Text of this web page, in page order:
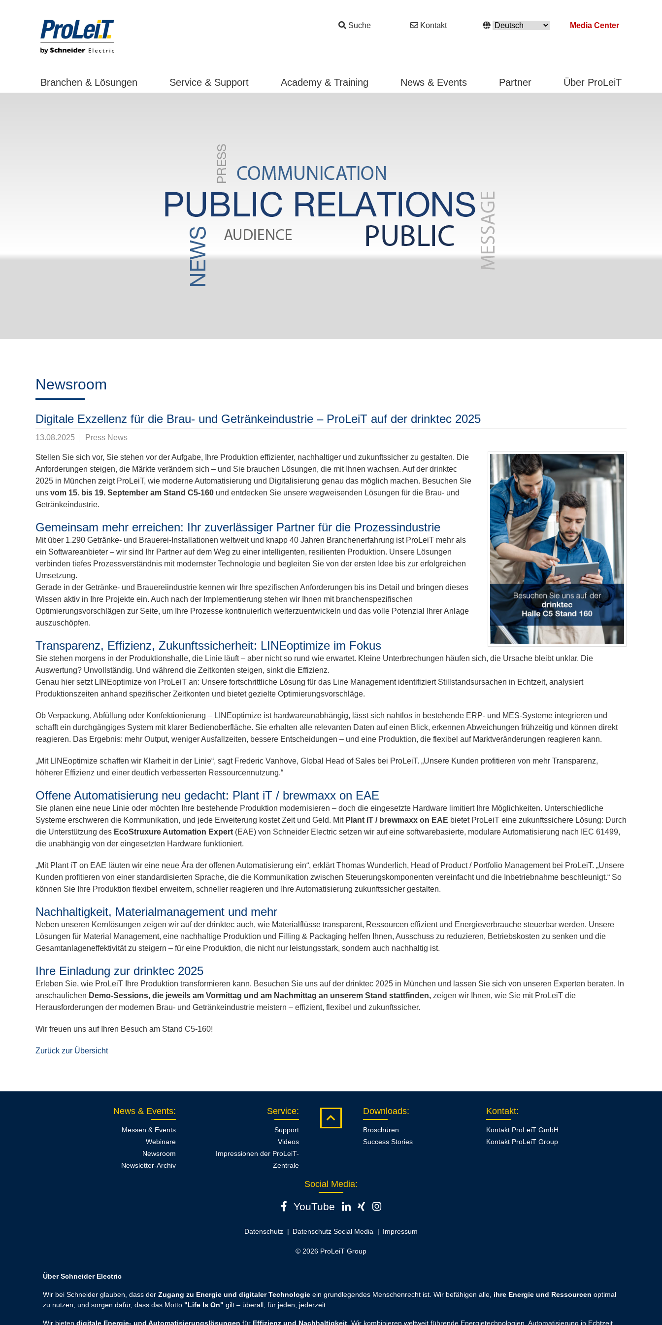
Suche Kontakt Media Center
Branchen & Lösungen Service & Support Academy & Training News & Events Partner Über ProLeiT
Newsroom
Digitale Exzellenz für die Brau- und Getränkeindustrie – ProLeiT auf der drinktec 2025
13.08.2025 Press News
Stellen Sie sich vor, Sie stehen vor der Aufgabe, Ihre Produktion effizienter, nachhaltiger und zukunftssicher zu gestalten. Die
Anforderungen steigen, die Märkte verändern sich – und Sie brauchen Lösungen, die mit Ihnen wachsen. Auf der drinktec
2025 in München zeigt ProLeiT, wie moderne Automatisierung und Digitalisierung genau das möglich machen. Besuchen Sie
uns vom 15. bis 19. September am Stand C5-160 und entdecken Sie unsere wegweisenden Lösungen für die Brau- und
Getränkeindustrie.
Gemeinsam mehr erreichen: Ihr zuverlässiger Partner für die Prozessindustrie
Mit über 1.290 Getränke- und Brauerei-Installationen weltweit und knapp 40 Jahren Branchenerfahrung ist ProLeiT mehr als
ein Softwareanbieter – wir sind Ihr Partner auf dem Weg zu einer intelligenten, resilienten Produktion. Unsere Lösungen
verbinden tiefes Prozessverständnis mit modernster Technologie und begleiten Sie von der ersten Idee bis zur erfolgreichen
Umsetzung.
Gerade in der Getränke- und Brauereiindustrie kennen wir Ihre spezifischen Anforderungen bis ins Detail und bringen dieses
Wissen aktiv in Ihre Projekte ein. Auch nach der Implementierung stehen wir Ihnen mit branchenspezifischen
Optimierungsvorschlägen zur Seite, um Ihre Prozesse kontinuierlich weiterzuentwickeln und das volle Potenzial Ihrer Anlage
auszuschöpfen.
Transparenz, Effizienz, Zukunftssicherheit: LINEoptimize im Fokus
Sie stehen morgens in der Produktionshalle, die Linie läuft – aber nicht so rund wie erwartet. Kleine Unterbrechungen häufen sich, die Ursache bleibt unklar. Die
Auswertung? Unvollständig. Und während die Zeitkonten steigen, sinkt die Effizienz.
Genau hier setzt LINEoptimize von ProLeiT an: Unsere fortschrittliche Lösung für das Line Management identifiziert Stillstandsursachen in Echtzeit, analysiert
Produktionszeiten anhand spezifischer Zeitkonten und bietet gezielte Optimierungsvorschläge.
Ob Verpackung, Abfüllung oder Konfektionierung – LINEoptimize ist hardwareunabhängig, lässt sich nahtlos in bestehende ERP- und MES-Systeme integrieren und
schafft ein durchgängiges System mit klarer Bedienoberfläche. Sie erhalten alle relevanten Daten auf einen Blick, erkennen Abweichungen frühzeitig und können direkt
reagieren. Das Ergebnis: mehr Output, weniger Ausfallzeiten, bessere Entscheidungen – und eine Produktion, die flexibel auf Marktveränderungen reagieren kann.
„Mit LINEoptimize schaffen wir Klarheit in der Linie“, sagt Frederic Vanhove, Global Head of Sales bei ProLeiT. „Unsere Kunden profitieren von mehr Transparenz,
höherer Effizienz und einer deutlich verbesserten Ressourcennutzung.“
Offene Automatisierung neu gedacht: Plant iT / brewmaxx on EAE
Sie planen eine neue Linie oder möchten Ihre bestehende Produktion modernisieren – doch die eingesetzte Hardware limitiert Ihre Möglichkeiten. Unterschiedliche
Systeme erschweren die Kommunikation, und jede Erweiterung kostet Zeit und Geld. Mit Plant iT / brewmaxx on EAE bietet ProLeiT eine zukunftssichere Lösung: Durch
die Unterstützung des EcoStruxure Automation Expert (EAE) von Schneider Electric setzen wir auf eine softwarebasierte, modulare Automatisierung nach IEC 61499,
die unabhängig von der eingesetzten Hardware funktioniert.
„Mit Plant iT on EAE läuten wir eine neue Ära der offenen Automatisierung ein“, erklärt Thomas Wunderlich, Head of Product / Portfolio Management bei ProLeiT. „Unsere
Kunden profitieren von einer standardisierten Sprache, die die Kommunikation zwischen Steuerungskomponenten vereinfacht und die Inbetriebnahme beschleunigt.“ So
können Sie Ihre Produktion flexibel erweitern, schneller reagieren und Ihre Automatisierung zukunftssicher gestalten.
Nachhaltigkeit, Materialmanagement und mehr
Neben unseren Kernlösungen zeigen wir auf der drinktec auch, wie Materialflüsse transparent, Ressourcen effizient und Energieverbrauche steuerbar werden. Unsere
Lösungen für Material Management, eine nachhaltige Produktion und Filling & Packaging helfen Ihnen, Ausschuss zu reduzieren, Betriebskosten zu senken und die
Gesamtanlageneffektivität zu steigern – für eine Produktion, die nicht nur leistungsstark, sondern auch nachhaltig ist.
Ihre Einladung zur drinktec 2025
Erleben Sie, wie ProLeiT Ihre Produktion transformieren kann. Besuchen Sie uns auf der drinktec 2025 in München und lassen Sie sich von unseren Experten beraten. In
anschaulichen Demo-Sessions, die jeweils am Vormittag und am Nachmittag an unserem Stand stattfinden, zeigen wir Ihnen, wie Sie mit ProLeiT die
Herausforderungen der modernen Brau- und Getränkeindustrie meistern – effizient, flexibel und zukunftssicher.
Wir freuen uns auf Ihren Besuch am Stand C5-160!
Zurück zur Übersicht
News & Events:
Messen & Events
Webinare
Newsroom
Newsletter-Archiv
Service:
Support
Videos
Impressionen der ProLeiT-
Zentrale
Downloads:
Broschüren
Success Stories
Kontakt:
Kontakt ProLeiT GmbH
Kontakt ProLeiT Group
Social Media:
YouTube
Datenschutz Datenschutz Social Media Impressum
© 2026 ProLeiT Group
Über Schneider Electric
Wir bei Schneider glauben, dass der Zugang zu Energie und digitaler Technologie ein grundlegendes Menschenrecht ist. Wir befähigen alle, ihre Energie und Ressourcen optimal
zu nutzen, und sorgen dafür, dass das Motto "Life Is On" gilt – überall, für jeden, jederzeit.
Wir bieten digitale Energie- und Automatisierungslösungen für Effizienz und Nachhaltigkeit . Wir kombinieren weltweit führende Energietechnologien, Automatisierung in Echtzeit,